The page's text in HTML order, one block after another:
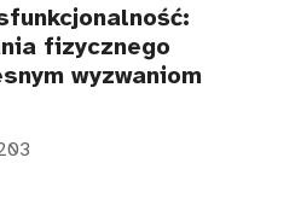
fizycznego
wyzwaniom